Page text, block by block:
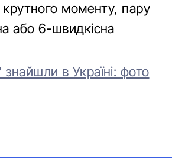
крутного моменту, пару
або 6-швидкісна
в Україні: фото